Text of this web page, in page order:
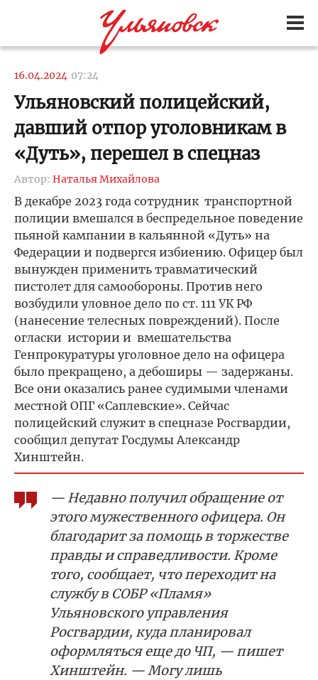
16.04.2024 07:24
Ульяновский полицейский,
давший отпор уголовникам в
«Дуть», перешел в спецназ
Автор: Наталья Михайлова
В декабре 2023 года сотрудник транспортной
полиции вмешался в беспредельное поведение
пьяной кампании в кальянной «Дуть» на
Федерации и подвергся избиению. Офицер был
вынужден применить травматический
пистолет для самообороны. Против него
возбудили уловное дело по ст. 111 УК РФ
(нанесение телесных повреждений). После
огласки истории и вмешательства
Генпрокуратуры уголовное дело на офицера
было прекращено, а дебоширы — задержаны.
Все они оказались ранее судимыми членами
местной ОПГ «Саплевские». Сейчас
полицейский служит в спецназе Росгвардии,
сообщил депутат Госдумы Александр
Хинштейн.
— Недавно получил обращение от
этого мужественного офицера. Он
благодарит за помощь в торжестве
правды и справедливости. Кроме
того, сообщает, что переходит на
службу в СОБР «Пламя»
Ульяновского управления
Росгвардии, куда планировал
оформляться еще до ЧП, — пишет
Хинштейн. — Могу лишь